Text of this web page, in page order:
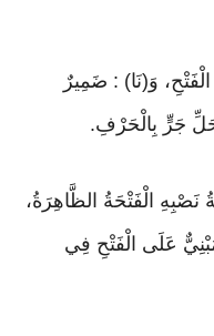
وَ(نَا) : ضَمِيرٌ
جَرٍّ بِالْحَرْفِ.
الْفَتْحَةُ الظَّاهِرَةُ،
عَلَى الْفَتْحِ فِي